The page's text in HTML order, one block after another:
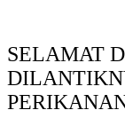
SELAMAT